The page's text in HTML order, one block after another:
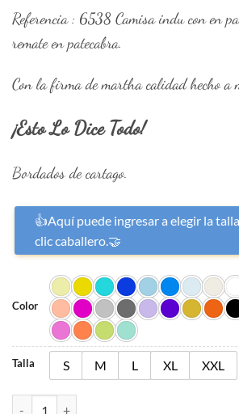
Referencia : 6538 Camisa indu con en
remate en patecabra.
Con la firma de martha calidad hecho a
¡Esto Lo Dice Todo!
Bordados de cartago.
👍Aquí puede ingresar a elegir la
clic caballero.🤝
Color
Talla S M L XL XXL